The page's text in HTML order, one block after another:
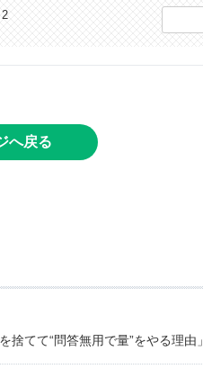
へ戻る
てて“問答無用で量”をやる理由」